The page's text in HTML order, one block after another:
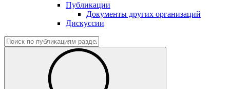
Публикации
Документы других организаций
Дискуссии